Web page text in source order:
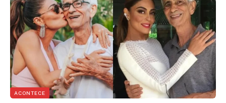
ACONTECE